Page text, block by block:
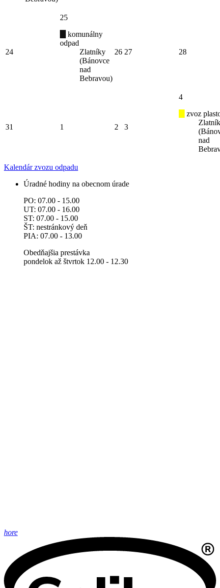
24
25
komunálny
odpad
Zlatníky
(Bánovce
nad
Bebravou)
26 27 28
31 1 2 3
4
zvoz
nad
Kalendár zvozu odpadu
Úradné hodiny na obecnom úrade
PO: 07.00 - 15.00
UT: 07.00 - 16.00
ST: 07.00 - 15.00
ŠT: nestránkový deň
PIA: 07.00 - 13.00
Obedňajšia prestávka
pondelok až štvrtok 12.00 - 12.30
hore